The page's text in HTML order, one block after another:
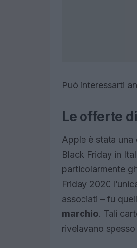
Può interessarti
Le offerte
Apple è stata una
Black Friday in
particolarmente
Friday 2020
associati – fu
marchio. Tali
rivelavano